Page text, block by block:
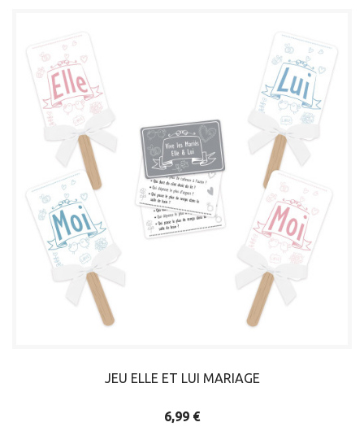
JEU ELLE ET LUI MARIAGE
6,99 €